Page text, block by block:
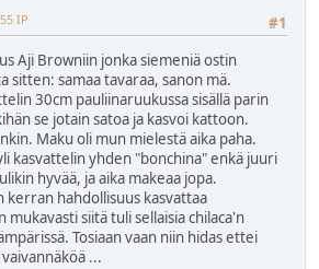
#1
IP
Aji Browniin jonka siemeniä ostin
sitten: samaa tavaraa, sanon mä.
30cm pauliinaruukussa sisällä parin
se jotain satoa ja kasvoi kattoon.
Maku oli mun mielestä aika paha.
kasvattelin yhden "bonchina" enkä juuri
hyvää, ja aika makeaa jopa.
kerran hahdollisuus kasvattaa
mukavasti siitä tuli sellaisia chilaca'n
Tosiaan vaan niin hidas ettei
...